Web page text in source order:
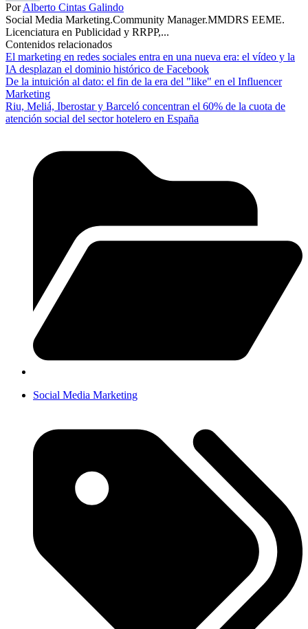
PorAlberto Cintas Galindo
Social Media Marketing.Community Manager.MMDRS EEME.
Licenciatura en Publicidad y RRPP,...
Contenidos relacionados
El marketing en redes sociales entra en una nueva era: el vídeo y la
IA desplazan el dominio histórico de Facebook
De la intuición al dato: el fin de la era del "like" en el Influencer
Marketing
Riu, Meliá, Iberostar y Barceló concentran el 60% de la cuota de
atención social del sector hotelero en España
Social Media Marketing